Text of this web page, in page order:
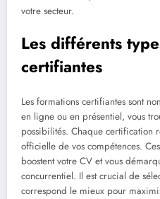
votre secteur.
Les différents
certifiantes
Les formations certifiantes sont
en ligne ou en présentiel, vous
possibilités. Chaque certification
officielle de vos compétences. Ces
boostent votre CV et vous
concurrentiel. Il est crucial de
correspond le mieux pour